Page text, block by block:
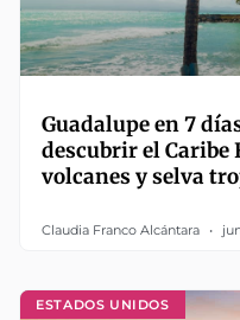
Guadalupe en 7
descubrir el Caribe
volcanes y selva
Claudia Franco Alcántara
ESTADOS UNIDOS